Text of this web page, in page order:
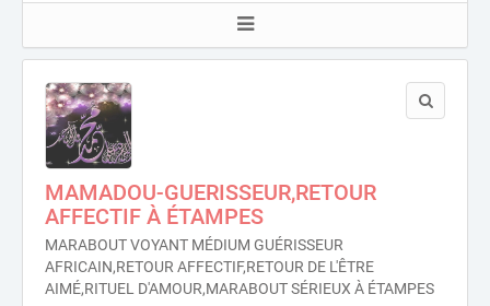
MAMADOU-GUERISSEUR,RETOUR
AFFECTIF À ÉTAMPES
MARABOUT VOYANT MÉDIUM GUÉRISSEUR
AFRICAIN,RETOUR AFFECTIF,RETOUR DE L'ÊTRE
AIMÉ,RITUEL D'AMOUR,MARABOUT SÉRIEUX À ÉTAMPES